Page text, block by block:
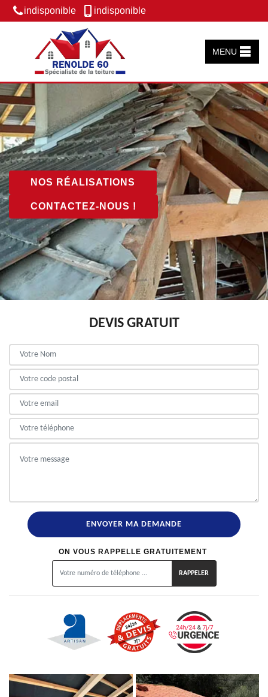
indisponible indisponible
MENU
NOS RÉALISATIONS
CONTACTEZ-NOUS !
DEVIS GRATUIT
ON VOUS RAPPELLE GRATUITEMENT